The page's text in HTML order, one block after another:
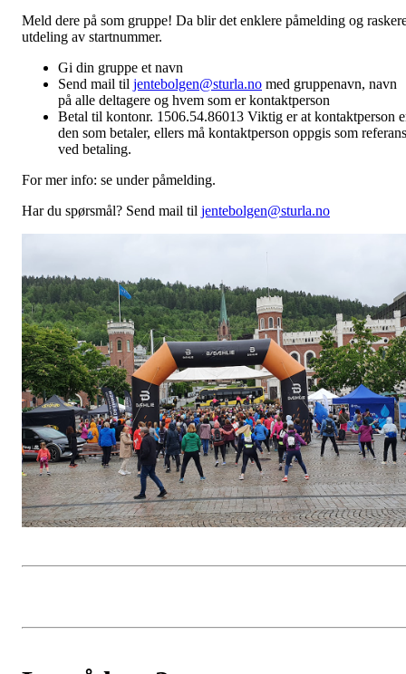
Meld dere på som gruppe! Da blir det enklere påmelding og
utdeling av startnummer.
Gi din gruppe et navn
Send mail til jentebolgen@sturla.no med gruppenavn, navn
på alle deltagere og hvem som er kontaktperson
Betal til kontonr. 1506.54.86013 Viktig er at kontaktperson
den som betaler, ellers må kontaktperson oppgis som
ved betaling.
For mer info: se under påmelding.
Har du spørsmål? Send mail til jentebolgen@sturla.no